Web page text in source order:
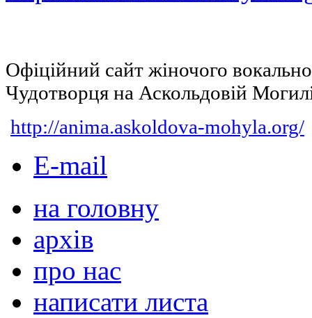
Офіційний сайт жіночого
Чудотворця на Аскольдовій
http://anima.askoldova-mohyla.org/
E-mail
на головну
архів
про нас
написати листа